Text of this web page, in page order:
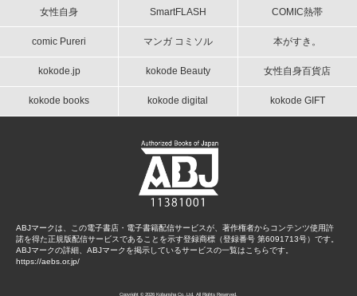
女性自身 SmartFLASH COMIC熱帯
comic Pureri マンガ コミソル 本がすき。
kokode.jp kokode Beauty 女性自身百貨店
kokode books kokode digital kokode GIFT
ABJマークは、この電子書店・電子書籍配信サービスが、著作権者からコンテンツ使用許
諾を得た正規版配信サービスであることを示す登録商標（登録番号 第6091713号）です。
ABJマークの詳細、ABJマークを掲示しているサービスの一覧はこちらです。
https://aebs.or.jp/
Copyright © 2026 Kobunsha Co.,Ltd. All Rights Reserved.